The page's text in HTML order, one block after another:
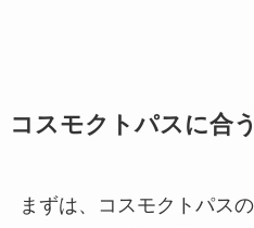
コスモクトパスに合
まずは、コスモクトパス